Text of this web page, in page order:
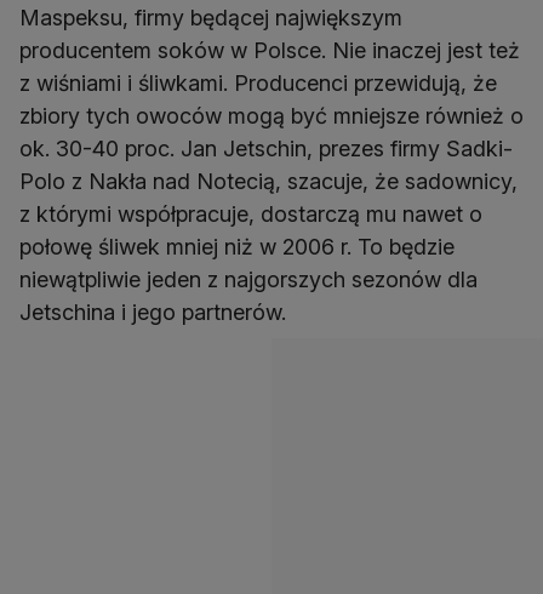
Maspeksu, firmy będącej największym
producentem soków w Polsce. Nie inaczej jest też
z wiśniami i śliwkami. Producenci przewidują, że
zbiory tych owoców mogą być mniejsze również o
ok. 30-40 proc. Jan Jetschin, prezes firmy Sadki-
Polo z Nakła nad Notecią, szacuje, że sadownicy,
z którymi współpracuje, dostarczą mu nawet o
połowę śliwek mniej niż w 2006 r. To będzie
niewątpliwie jeden z najgorszych sezonów dla
Jetschina i jego partnerów.